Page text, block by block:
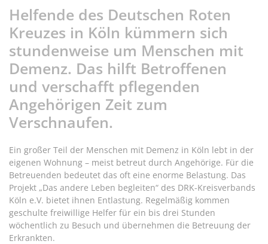
Helfende des Deutschen Roten
Kreuzes in Köln kümmern sich
stundenweise um Menschen mit
Demenz. Das hilft Betroffenen
und verschafft pflegenden
Angehörigen Zeit zum
Verschnaufen.
Ein großer Teil der Menschen mit Demenz in Köln lebt in der
eigenen Wohnung – meist betreut durch Angehörige. Für die
Betreuenden bedeutet das oft eine enorme Belastung. Das
Projekt „Das andere Leben begleiten“ des DRK-Kreisverbands
Köln e.V. bietet ihnen Entlastung. Regelmäßig kommen
geschulte freiwillige Helfer für ein bis drei Stunden
wöchentlich zu Besuch und übernehmen die Betreuung der
Erkrankten.